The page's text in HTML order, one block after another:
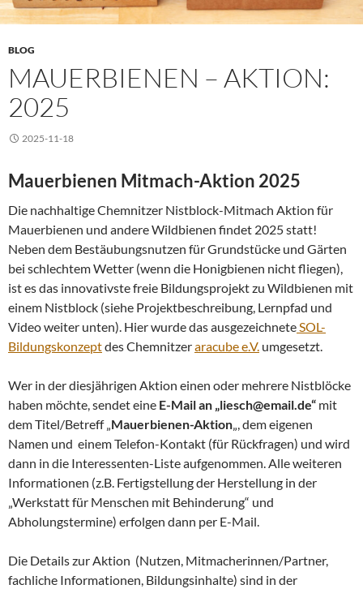
BLOG
MAUERBIENEN – AKTION:
2025
2025-11-18
Mauerbienen Mitmach-Aktion 2025
Die nachhaltige Chemnitzer Nistblock-Mitmach Aktion für
Mauerbienen und andere Wildbienen findet 2025 statt!
Neben dem Bestäubungsnutzen für Grundstücke und Gärten
bei schlechtem Wetter (wenn die Honigbienen nicht fliegen),
ist es das innovativste freie Bildungsprojekt zu Wildbienen mit
einem Nistblock (siehe Projektbeschreibung, Lernpfad und
Video weiter unten). Hier wurde das ausgezeichnete SOL-
Bildungskonzeptdes Chemnitzeraracube e.V. umgesetzt.
Wer in der diesjährigen Aktion einen oder mehrere Nistblöcke
haben möchte, sendet eine E-Mail an „liesch@email.de“ mit
dem Titel/Betreff „ Mauerbienen-Aktion „, dem eigenen
Namen und einem Telefon-Kontakt (für Rückfragen) und wird
dann in die Interessenten-Liste aufgenommen. Alle weiteren
Informationen (z.B. Fertigstellung der Herstellung in der
„Werkstatt für Menschen mit Behinderung“ und
Abholungstermine) erfolgen dann per E-Mail.
Die Details zur Aktion (Nutzen, Mitmacherinnen/Partner,
fachliche Informationen, Bildungsinhalte) sind in der